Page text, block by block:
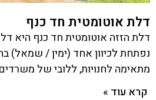
דלת אוטומטית חד כנף
דלת הזזה אוטומטית חד כנף היא
נפתחת לכיוון אחד (ימין / שמאל)
מתאימה לחנויות, ללובי של
קרא עוד »